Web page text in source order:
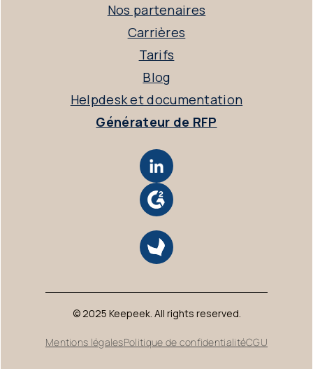
Nos partenaires
Carrières
Tarifs
Blog
Helpdesk et documentation
Générateur de RFP
© 2025 Keepeek. All rights reserved.
Mentions légalesPolitique de confidentialitéCGU